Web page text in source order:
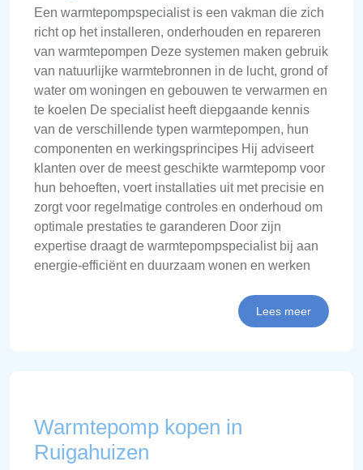
Een warmtepompspecialist is een vakman die zich
richt op het installeren, onderhouden en repareren
van warmtepompen Deze systemen maken gebruik
van natuurlijke warmtebronnen in de lucht, grond of
water om woningen en gebouwen te verwarmen en
te koelen De specialist heeft diepgaande kennis
van de verschillende typen warmtepompen, hun
componenten en werkingsprincipes Hij adviseert
klanten over de meest geschikte warmtepomp voor
hun behoeften, voert installaties uit met precisie en
zorgt voor regelmatige controles en onderhoud om
optimale prestaties te garanderen Door zijn
expertise draagt de warmtepompspecialist bij aan
energie-efficiënt en duurzaam wonen en werken
Lees meer
Warmtepomp kopen in
Ruigahuizen